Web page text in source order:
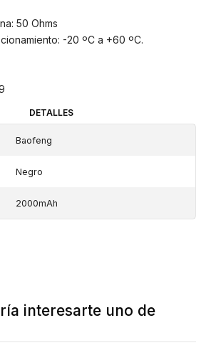
50 Ohms
-20 ºC a +60 ºC.
DETALLES
Baofeng
Negro
2000mAh
interesarte uno de